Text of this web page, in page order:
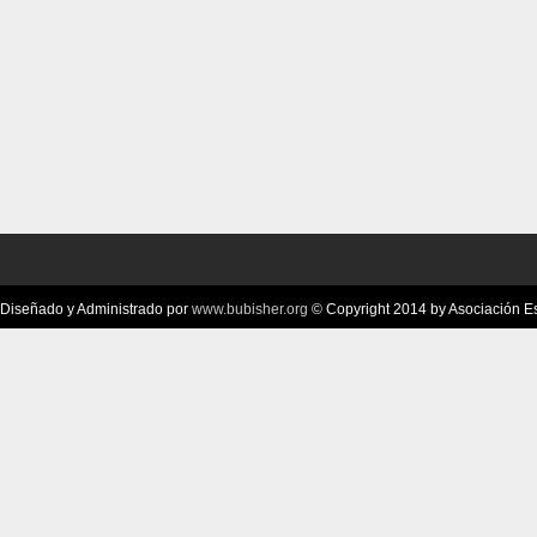
Diseñado y Administrado por www.bubisher.org © Copyright 2014 by Asociación